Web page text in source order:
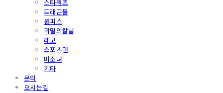
스타워즈
드래곤볼
원피스
귀멸의칼날
레고
스포츠맨
미소녀
기타
문의
오시는길